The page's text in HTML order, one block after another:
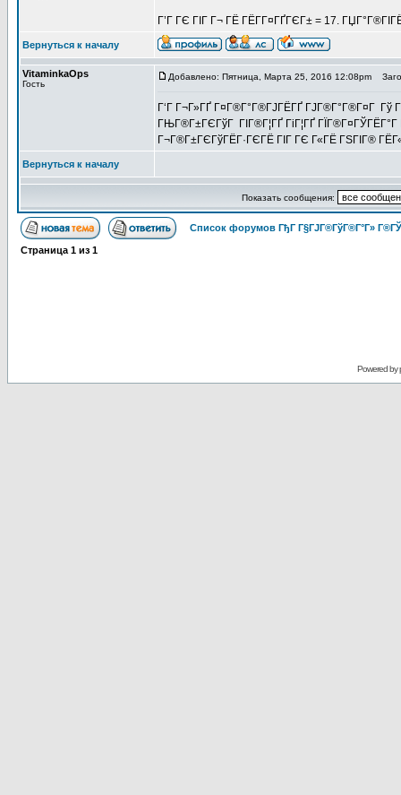
Г’Г ГЄ ГІГ Г¬ ГЁ ГЁГ­Г¤ГҐГЄГ± = 17.
Вернуться к началу
VitaminkaOps
Гость
Добавлено: Пятница, Марта 25, 2016 12:08pm
Г‘Г Г¬Г»ГҐ Г¤Г®Г°Г®ГЈГЁГҐ ГЈГ®Г°Г®Г¤Г
ГЊГ®Г±ГЄГўГ ГІГ®Г¦ГҐ ГіГ¦ГҐ
Г¬Г®Г±ГЄГўГЁГ·ГЄГЁ ГІГ ГЄ Г«ГЁ ГЅГІГ®
Вернуться к началу
Показать сообщения:
Список форумов ГђГ Г§ГЈГ®ГўГ®Г°Г»
Страница 1 из 1
Powered by